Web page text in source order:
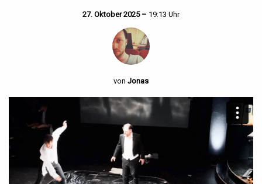
27. Oktober 2025 – 19:13 Uhr
von Jonas